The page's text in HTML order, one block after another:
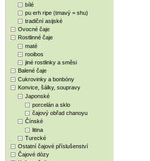
bílé
pu erh ripe (tmavý = shu)
tradiční asijské
Ovocné čaje
Rostlinné čaje
maté
rooibos
jiné rostlinky a směsi
Balené čaje
Cukrovinky a bonbóny
Konvice, šálky, soupravy
Japonské
porcelán a sklo
čajový obřad chanoyu
Čínské
litina
Turecké
Ostatní čajové příslušenství
Čajové dózy